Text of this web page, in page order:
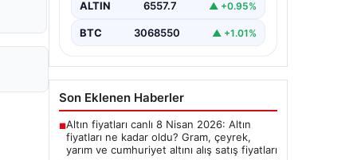
ALTIN 6557.7 ▲ +0.95%
BTC 3068550 ▲ +1.01%
Son Eklenen Haberler
■Altın fiyatları canlı 8 Nisan 2026: Altın
fiyatları ne kadar oldu? Gram, çeyrek,
yarım ve cumhuriyet altını alış satış fiyatları